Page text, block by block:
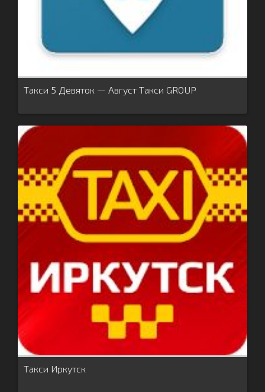
Такси 5 Девяток — Август Такси GROUP
Такси Иркутск